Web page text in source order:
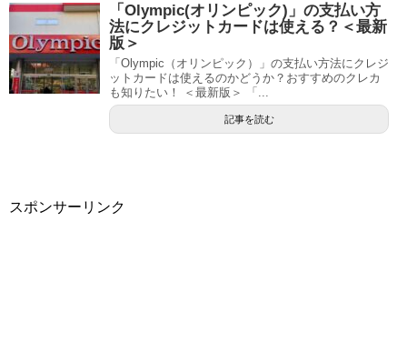
「Olympic(オリンピック)」の支払い方
法にクレジットカードは使える？＜最新
版＞
「Olympic（オリンピック）」の支払い方法にクレジ
ットカードは使えるのかどうか？おすすめのクレカ
も知りたい！ ＜最新版＞ 「...
記事を読む
スポンサーリンク